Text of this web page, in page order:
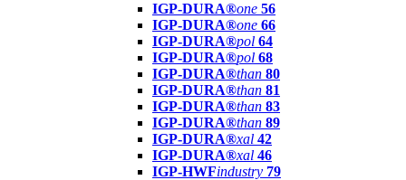
IGP-DURA®one 56
IGP-DURA®one 66
IGP-DURA®pol 64
IGP-DURA®pol 68
IGP-DURA®than 80
IGP-DURA®than 81
IGP-DURA®than 83
IGP-DURA®than 89
IGP-DURA®xal 42
IGP-DURA®xal 46
IGP-HWFindustry 79